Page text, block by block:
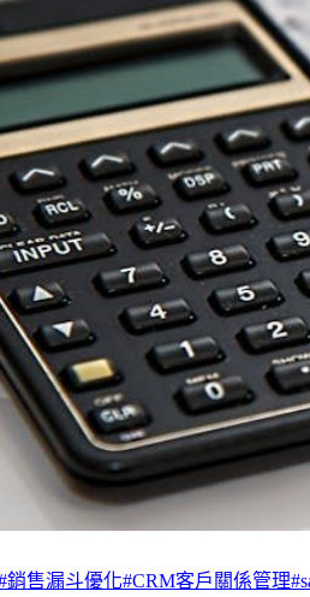
銷售漏斗優化#CRM客戶關係管理#